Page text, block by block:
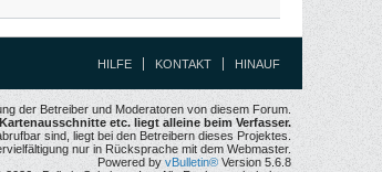
HILFE KONTAKT HINAUF
der Betreiber und Moderatoren von diesem Forum.
etc. liegt alleine beim Verfasser.
sind, liegt bei den Betreibern dieses Projektes.
nur in Rücksprache mit dem Webmaster.
Powered by vBulletin® Version 5.6.8